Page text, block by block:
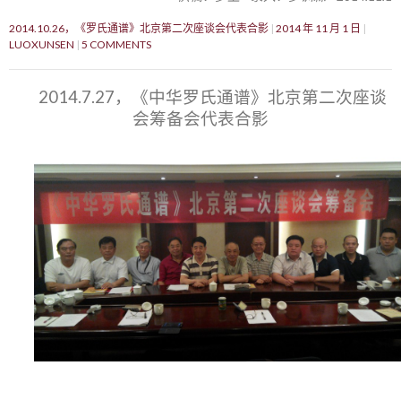
2014.10.26，《罗氏通谱》北京第二次座谈会代表合影 2014 年 11 月 1 日
LUOXUNSEN 5 COMMENTS
2014.7.27，《中华罗氏通谱》北京第二次座谈
会筹备会代表合影